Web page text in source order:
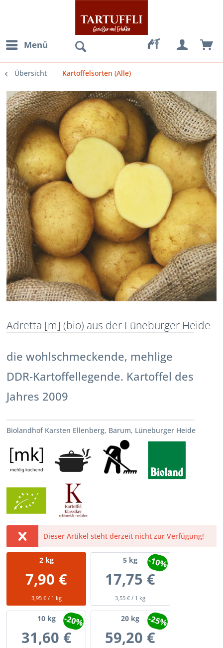
Menü
Übersicht Kartoffelsorten (Alle)
Adretta [m] (bio) aus der Lüneburger Heide
die wohlschmeckende, mehlige
DDR-Kartoffellegende. Kartoffel des
Jahres 2009
Biolandhof Karsten Ellenberg, Barum, Lüneburger Heide
Dieser Artikel steht derzeit nicht zur Verfügung!
2kg
7,90 €
3,95 € / 1 kg
5 kg
17,75 €
3,55 € / 1 kg
-10%
10kg
31,60 €
-20% 20 kg
59,20 €
-25%